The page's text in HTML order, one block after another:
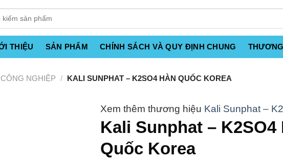
THIỆU SẢN PHẨM CHÍNH SÁCH VÀ QUY ĐỊNH CHUNG
NGHIỆP / KALI SUNPHAT – K2SO4 HÀN QUỐC KOREA
Kali Sunphat –
Kali Sunphat – K2SO4
Quốc Korea